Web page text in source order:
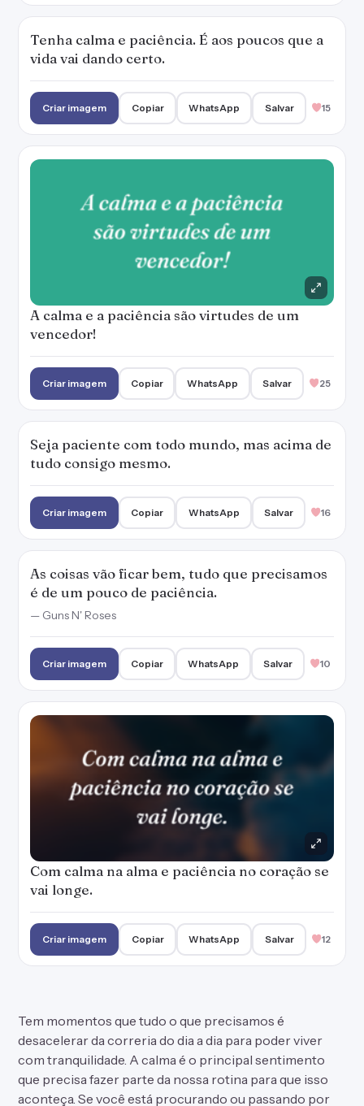
Tenha calma e paciência. É aos poucos que a
vida vai dando certo.
Criar imagem Copiar WhatsApp Salvar 15
A calma e a paciência são virtudes de um
vencedor!
Criar imagem Copiar WhatsApp Salvar 25
Seja paciente com todo mundo, mas acima de
tudo consigo mesmo.
Criar imagem Copiar WhatsApp Salvar 16
As coisas vão ficar bem, tudo que precisamos
é de um pouco de paciência.
— Guns N' Roses
Criar imagem Copiar WhatsApp Salvar 10
Com calma na alma e paciência no coração se
vai longe.
Criar imagem Copiar WhatsApp Salvar 12
Tem momentos que tudo o que precisamos é
desacelerar da correria do dia a dia para poder viver
com tranquilidade. A calma é o principal sentimento
que precisa fazer parte da nossa rotina para que isso
aconteça. Se você está procurando ou passando por